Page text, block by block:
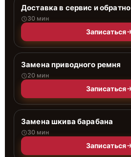
Доставка в сервис и обратно
30 мин
Записаться
Замена приводного ремня
20 мин
Записаться
Замена шкива барабана
30 мин
Записаться